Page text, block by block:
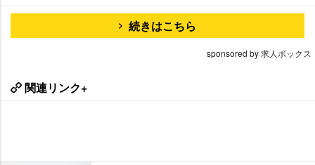
続きはこちら
sponsored by 求人ボックス
関連リンク+